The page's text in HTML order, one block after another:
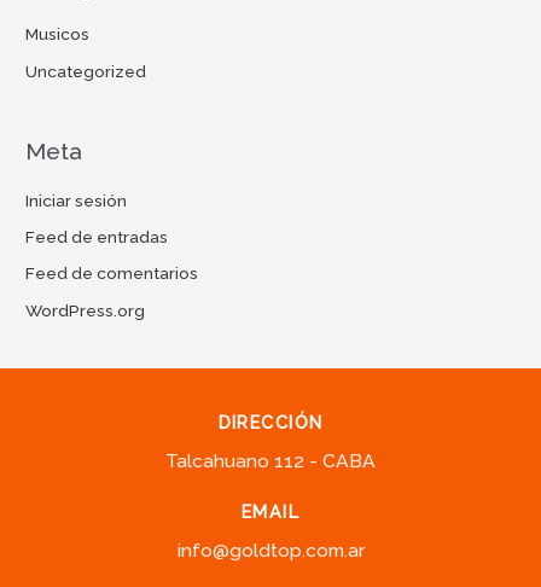
Musicos
Uncategorized
Meta
Iniciar sesión
Feed de entradas
Feed de comentarios
WordPress.org
DIRECCIÓN
Talcahuano 112 - CABA
EMAIL
info@goldtop.com.ar